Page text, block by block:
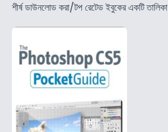
শীর্ষ ডাউনলোড করা/টপ রেটেড ইবুকের একটি তালিকা